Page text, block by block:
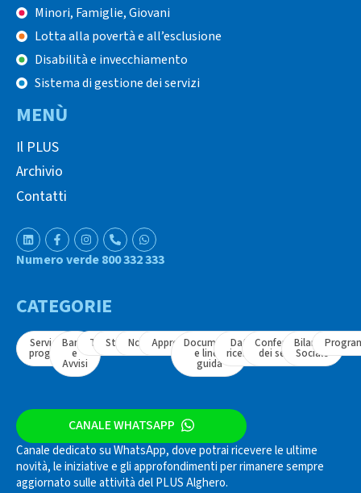
Minori, Famiglie, Giovani
Lotta alla povertà e all’esclusione
Disabilità e invecchiamento
Sistema di gestione dei servizi
MENÙ
Il PLUS
Archivio
Contatti
Numero verde 800 332 333
CATEGORIE
Servizi e
progetti
Bandi
e
Avvisi
TavoliStrumentiNormativaApprofondimenti
Documenti
e linee
guida
Dati e
ricerche
Conferenza
dei servizi
Bilancio
Sociale
CANALE WHATSAPP
Canale dedicato su WhatsApp, dove potrai ricevere le ultime
novità, le iniziative e gli approfondimenti per rimanere sempre
aggiornato sulle attività del PLUS Alghero.